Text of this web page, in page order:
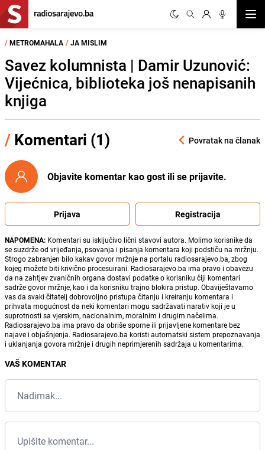
/ METROMAHALA / JA MISLIM
Savez kolumnista | Damir Uzunović:
Vijećnica, biblioteka još nenapisanih
knjiga
/ Komentari (1) Povratak na članak
Objavite komentar kao gost ili se prijavite.
Prijava Registracija
NAPOMENA: Komentari su isključivo lični stavovi autora. Molimo korisnike da
se suzdrže od vrijeđanja, psovanja i pisanja komentara koji podstiču na mržnju.
Strogo zabranjen bilo kakav govor mržnje na portalu radiosarajevo.ba, zbog
kojeg možete biti krivično procesuirani. Radiosarajevo.ba ima pravo i obavezu
da na zahtjev zvaničnih organa dostavi podatke o korisniku čiji komentari
sadrže govor mržnje, kao i da korisniku trajno blokira pristup. Obaviještavamo
vas da svaki čitatelj dobrovoljno pristupa čitanju i kreiranju komentara i
prihvata mogućnost da neki komentari mogu sadržavati narativ koji je u
suprotnosti sa vjerskim, nacionalnim, moralnim i drugim načelima.
Radiosarajevo.ba ima pravo da obriše sporne ili prijavljene komentare bez
najave i objašnjenja. Radiosarajevo.ba koristi automatski sistem prepoznavanja
i uklanjanja govora mržnje i drugih neprimjerenih sadržaja u komentarima.
VAŠ KOMENTAR